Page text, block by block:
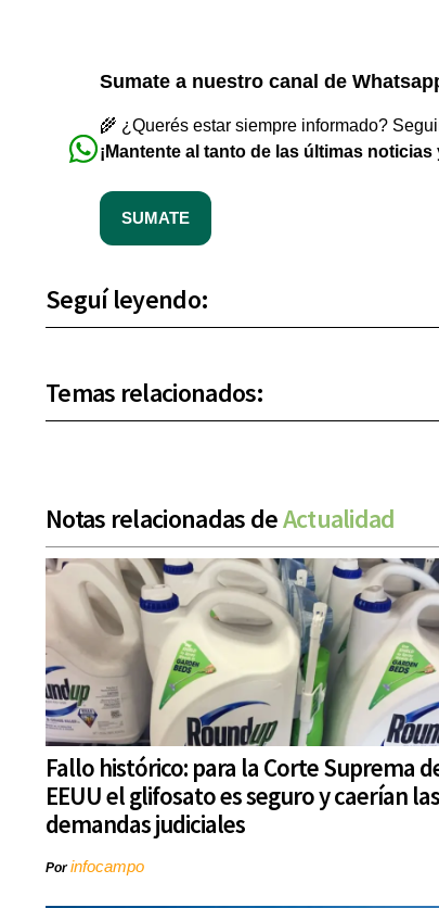
Sumate a nuestro canal de
🌾 ¿Querés estar siempre informado?
¡Mantente al tanto de las últimas
SUMATE
Seguí leyendo:
Temas relacionados:
Notas relacionadas deActualidad
Fallo histórico: para la Corte Suprema
EEUU el glifosato es seguro y caerían las
demandas judiciales
Porinfocampo